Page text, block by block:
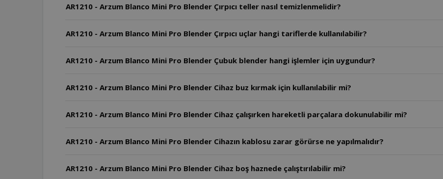
AR1210 - Arzum Blanco Mini Pro Blender Çırpıcı teller nasıl temizlenmelidir?
AR1210 - Arzum Blanco Mini Pro Blender Çırpıcı uçlar hangi tariflerde kullanılabilir?
AR1210 - Arzum Blanco Mini Pro Blender Çubuk blender hangi işlemler için uygundur?
AR1210 - Arzum Blanco Mini Pro Blender Cihaz buz kırmak için kullanılabilir mi?
AR1210 - Arzum Blanco Mini Pro Blender Cihaz çalışırken hareketli parçalara dokunulabilir mi?
AR1210 - Arzum Blanco Mini Pro Blender Cihazın kablosu zarar görürse ne yapılmalıdır?
AR1210 - Arzum Blanco Mini Pro Blender Cihaz boş haznede çalıştırılabilir mi?